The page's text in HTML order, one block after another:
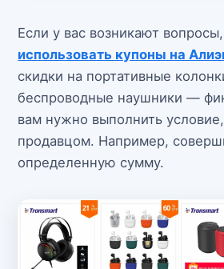
Если у вас возникают
использовать купоны на
скидки на портативные
беспроводные наушники —
вам нужно выполнить
продавцом. Например,
определенную сумму.